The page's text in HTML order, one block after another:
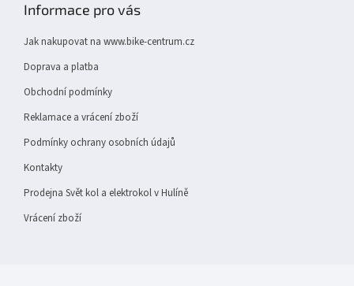
Informace pro vás
Jak nakupovat na www.bike-centrum.cz
Doprava a platba
Obchodní podmínky
Reklamace a vrácení zboží
Podmínky ochrany osobních údajů
Kontakty
Prodejna Svět kol a elektrokol v Hulíně
Vrácení zboží